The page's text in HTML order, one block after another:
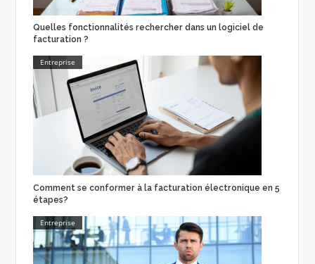
Quelles fonctionnalités rechercher dans un logiciel de
facturation ?
Entreprise
Comment se conformer à la facturation électronique en 5
étapes?
Entreprise